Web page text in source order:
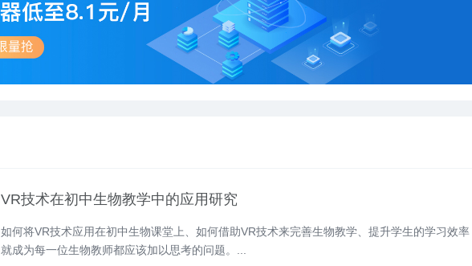
VR技术在初中生物教学中的应用研究
如何将VR技术应用在初中生物课堂上、如何借助VR技术来完善生物教学、提升学生的学习效率
就成为每一位生物教师都应该加以思考的问题。...